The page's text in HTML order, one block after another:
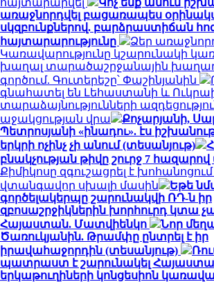
առաջնորդվել բացառապես
սկզբունքներով. բարձրաստիճան
հայտարարությունը
Ձեր
Կառավարությունը կշարունակի
խաղալ տարածաշրջանային
գործում. Գուտերեշը՝ Փաշինյանին
գնահատել են Լեհաստանի և
տարաձայնությունների
աջակցության վրա
Քոչարյանի,
Պետրոսյանի «ինադու». էս
երկրի ոչինչ չի անում (տեսանյութ)
բնակչության թիվը շուրջ 7 հազարով
Քիմիկոսը զգուշացրել է խոհանոցում
վտանգավոր սխալի մասին
Եթե
գործելակերպը շարունակվի ՌԴ-ն իր
զբոսաշրջիկներին խորհուրդ կտա
Հայաստան. Մատվիենկո
Նոր
Ծառուկյանին. Թրամփը ընտրել է իր
իրավահաջորդին (տեսանյութ)
պատրաստ է շարունակել
երկաթուղիների կոնցեսիոն